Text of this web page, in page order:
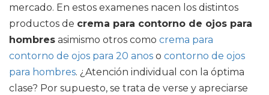
mercado. En estos examenes nacen los distintos
productos de crema para contorno de ojos para
hombres asimismo otros como crema para
contorno de ojos para 20 anos o contorno de ojos
para hombres. ¿Atención individual con la óptima
clase? Por supuesto, se trata de verse y apreciarse